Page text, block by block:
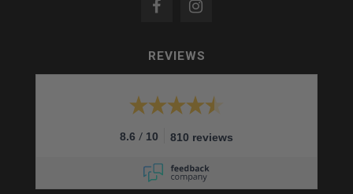
REVIEWS
8.6 / 10 810 reviews